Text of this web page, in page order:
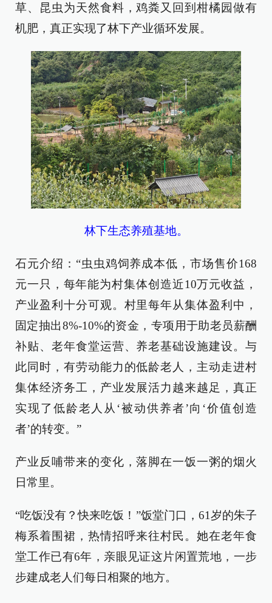
草、昆虫为天然食料，鸡粪又回到柑橘园做有
机肥，真正实现了林下产业循环发展。
林下生态养殖基地。
石元介绍：“虫虫鸡饲养成本低，市场售价168
元一只，每年能为村集体创造近10万元收益，
产业盈利十分可观。村里每年从集体盈利中，
固定抽出8%-10%的资金，专项用于助老员薪酬
补贴、老年食堂运营、养老基础设施建设。与
此同时，有劳动能力的低龄老人，主动走进村
集体经济务工，产业发展活力越来越足，真正
实现了低龄老人从‘被动供养者’向‘价值创造
者’的转变。”
产业反哺带来的变化，落脚在一饭一粥的烟火
日常里。
“吃饭没有？快来吃饭！”饭堂门口，61岁的朱子
梅系着围裙，热情招呼来往村民。她在老年食
堂工作已有6年，亲眼见证这片闲置荒地，一步
步建成老人们每日相聚的地方。